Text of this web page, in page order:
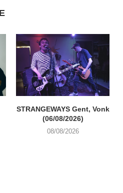
STRANGEWAYS Gent, Vonk
(06/08/2026)
08/08/2026